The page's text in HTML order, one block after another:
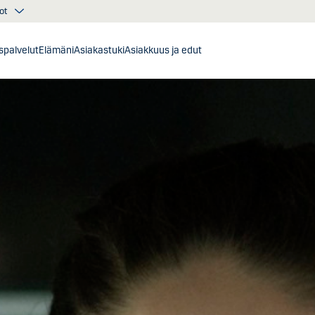
ElämäniAsiakastukiAsiakkuus ja edut